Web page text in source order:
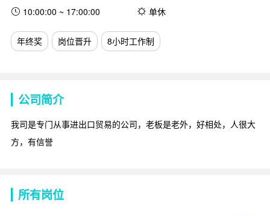
10:00:00 ~ 17:00:00 单休
年终奖 岗位晋升 8小时工作制
公司简介
我司是专门从事进出口贸易的公司，老板是老外，好相处，人很大
方，有信誉
所有岗位